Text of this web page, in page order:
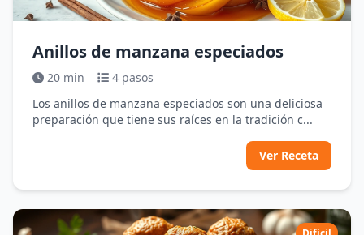
Anillos de manzana especiados
20 min
4 pasos
Los anillos de manzana especiados son una deliciosa
preparación que tiene sus raíces en la tradición c...
Ver Receta